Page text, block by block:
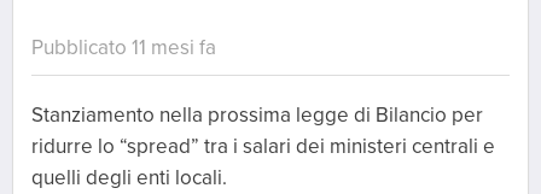
Pubblicato 11 mesi fa
Stanziamento nella prossima legge di Bilancio per
ridurre lo “spread” tra i salari dei ministeri centrali e
quelli degli enti locali.